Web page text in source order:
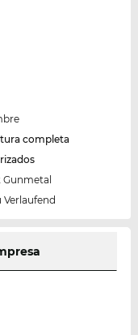
completa
Gunmetal
Verlaufend